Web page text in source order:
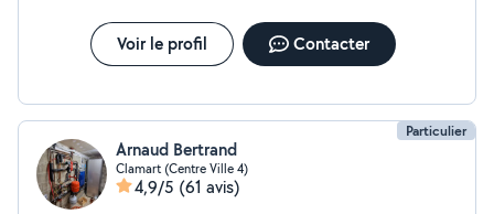
Voir le profil Contacter
Particulier
Arnaud Bertrand
Clamart (Centre Ville 4)
4,9/5 (61 avis)